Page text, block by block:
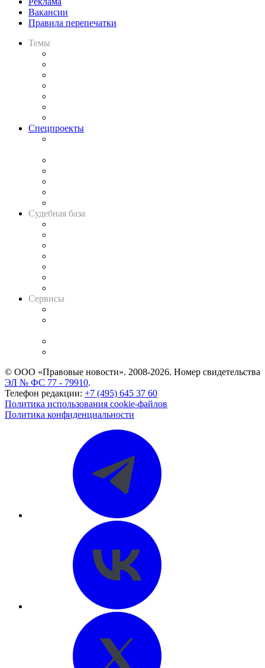
Вакансии
Правила перепечатки
Темы
Спецпроекты
Судебная база
Сервисы
© ООО «Правовые новости». 2008-2026. Номер свидетельства
ЭЛ № ФС 77 - 79910.
Телефон редакции: +7 (495) 645 37 60
Политика использования cookie-файлов
Политика конфиденциальности